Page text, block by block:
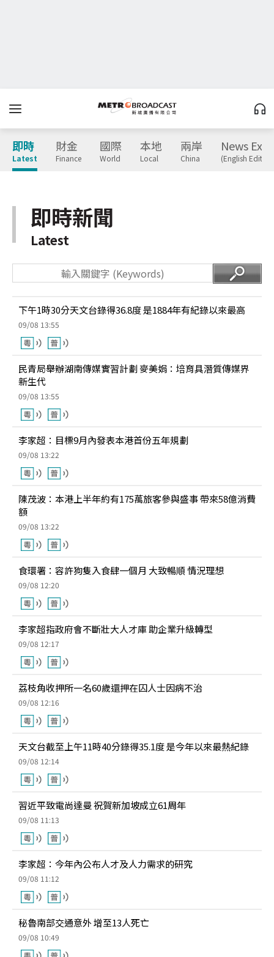
即時
Latest
財金
Finance
國際
World
本地
Local
兩岸
China
News
(English
即時新聞
Latest
下午1時30分天文台錄得36.8度 是1884年有紀錄以來最高
09/08 13:55
民青局舉辦湖南傳媒實習計劃 麥美娟：培育具潛質傳媒界
新生代
09/08 13:55
李家超：目標9月內發表本港首份五年規劃
09/08 13:22
陳茂波：本港上半年約有175萬旅客參與盛事 帶來58億消費
額
09/08 13:22
食環署：容許狗隻入食肆一個月 大致暢順 情況理想
09/08 12:20
李家超指政府會不斷壯大人才庫 助企業升級轉型
09/08 12:17
荔枝角收押所一名60歲還押在囚人士因病不治
09/08 12:16
天文台截至上午11時40分錄得35.1度 是今年以來最熱紀錄
09/08 12:14
習近平致電尚達曼 祝賀新加坡成立61周年
09/08 11:13
李家超：今年內公布人才及人力需求的研究
09/08 11:12
秘魯南部交通意外 增至13人死亡
09/08 10:49